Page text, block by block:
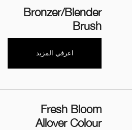
Bronzer/Blender
Brush
اعرفي المزيد
Fresh Bloom
Allover Colour